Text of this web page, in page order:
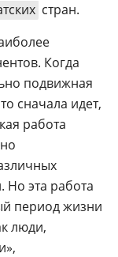
стран.
Когда
подвижная
сначала идет,
работа
Но эта работа
период жизни
люди,